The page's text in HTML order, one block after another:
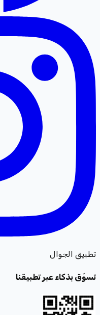
تطبيق الجوال
تسوّق بذكاء عبر تطبيقنا